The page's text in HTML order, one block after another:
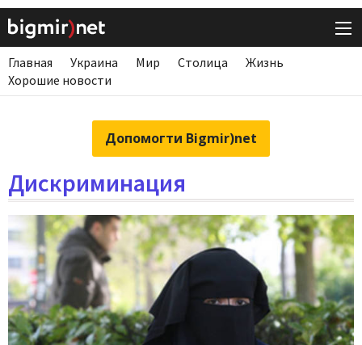
Главная Украина Мир Столица
Жизнь
Хорошие новости
Допомогти Bigmir)net
Дискриминация